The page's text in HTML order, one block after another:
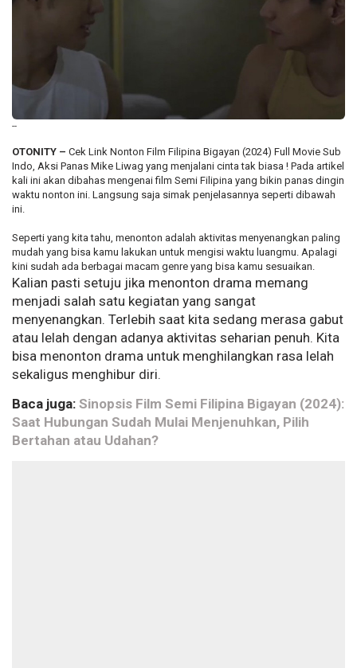
--
OTONITY – Cek Link Nonton Film Filipina Bigayan (2024) Full Movie Sub
Indo, Aksi Panas Mike Liwag yang menjalani cinta tak biasa ! Pada artikel
kali ini akan dibahas mengenai film Semi Filipina yang bikin panas dingin
waktu nonton ini. Langsung saja simak penjelasannya seperti dibawah
ini.
Seperti yang kita tahu, menonton adalah aktivitas menyenangkan paling
mudah yang bisa kamu lakukan untuk mengisi waktu luangmu. Apalagi
kini sudah ada berbagai macam genre yang bisa kamu sesuaikan.
Kalian pasti setuju jika menonton drama memang
menjadi salah satu kegiatan yang sangat
menyenangkan. Terlebih saat kita sedang merasa gabut
atau lelah dengan adanya aktivitas seharian penuh. Kita
bisa menonton drama untuk menghilangkan rasa lelah
sekaligus menghibur diri.
Baca juga: Sinopsis Film Semi Filipina Bigayan (2024):
Saat Hubungan Sudah Mulai Menjenuhkan, Pilih
Bertahan atau Udahan?